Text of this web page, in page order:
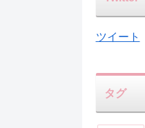
ツイート
タグ